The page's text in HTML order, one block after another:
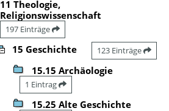
11 Theologie,
Religionswissenschaft
197 Einträge
15 Geschichte 123 Einträge
15.15 Archäologie
1 Eintrag
15.25 Alte Geschichte